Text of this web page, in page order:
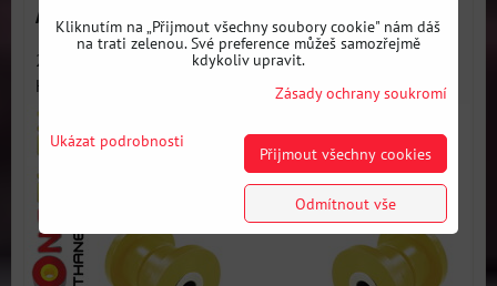
Audi / Seat / Škoda / VW / Cupra
226226A: Sada silentbloků předního zavěšení SPORT -
Kompletní sada...
Kliknutím na „Přijmout všechny soubory cookie" nám dáš
na trati zelenou. Své preference můžeš samozřejmě
kdykoliv upravit.
Zásady ochrany soukromí
Ukázat podrobnosti
Přijmout všechny cookies
Odmítnout vše